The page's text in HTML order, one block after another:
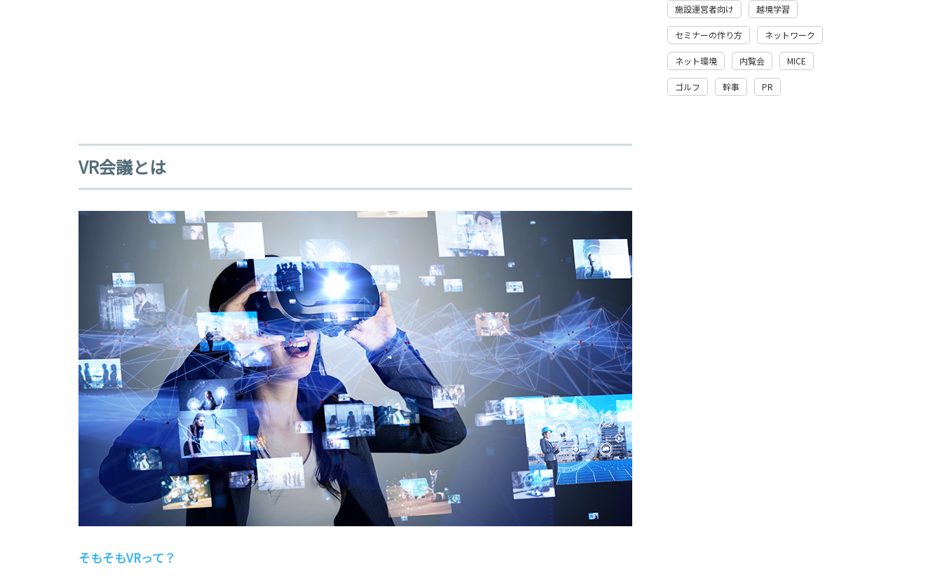
VR会議とは
そもそもVRって？
施設運営者向け 越境学習
セミナーの作り方 ネットワーク
ネット環境 内覧会 MICE
ゴルフ 幹事 PR